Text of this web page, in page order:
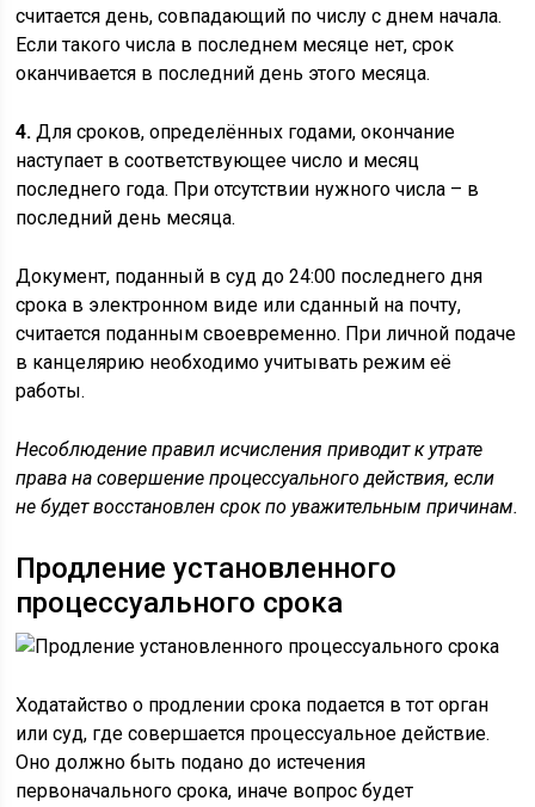
считается день, совпадающий по числу с днем начала.
Если такого числа в последнем месяце нет, срок
оканчивается в последний день этого месяца.
4. Для сроков, определённых годами, окончание
наступает в соответствующее число и месяц
последнего года. При отсутствии нужного числа – в
последний день месяца.
Документ, поданный в суд до 24:00 последнего дня
срока в электронном виде или сданный на почту,
считается поданным своевременно. При личной подаче
в канцелярию необходимо учитывать режим её
работы.
Несоблюдение правил исчисления приводит к утрате
права на совершение процессуального действия, если
не будет восстановлен срок по уважительным причинам.
Продление установленного
процессуального срока
Ходатайство о продлении срока подается в тот орган
или суд, где совершается процессуальное действие.
Оно должно быть подано до истечения
первоначального срока, иначе вопрос будет